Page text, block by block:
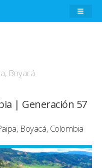
Boyacá
| Generación 57
Boyacá, Colombia